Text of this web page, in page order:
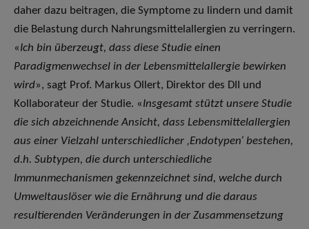
daher dazu beitragen, die Symptome zu lindern und damit
die Belastung durch Nahrungsmittelallergien zu verringern.
«Ich bin überzeugt, dass diese Studie einen
Paradigmenwechsel in der Lebensmittelallergie bewirken
wird», sagt Prof. Markus Ollert, Direktor des DII und
Kollaborateur der Studie. «Insgesamt stützt unsere Studie
die sich abzeichnende Ansicht, dass Lebensmittelallergien
aus einer Vielzahl unterschiedlicher ‚Endotypen‘ bestehen,
d.h. Subtypen, die durch unterschiedliche
Immunmechanismen gekennzeichnet sind, welche durch
Umweltauslöser wie die Ernährung und die daraus
resultierenden Veränderungen in der Zusammensetzung